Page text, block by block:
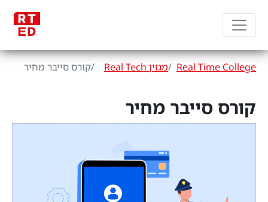
Real Time College מגזין Real Tech קורס סייבר מחיר
קורס סייבר מחיר